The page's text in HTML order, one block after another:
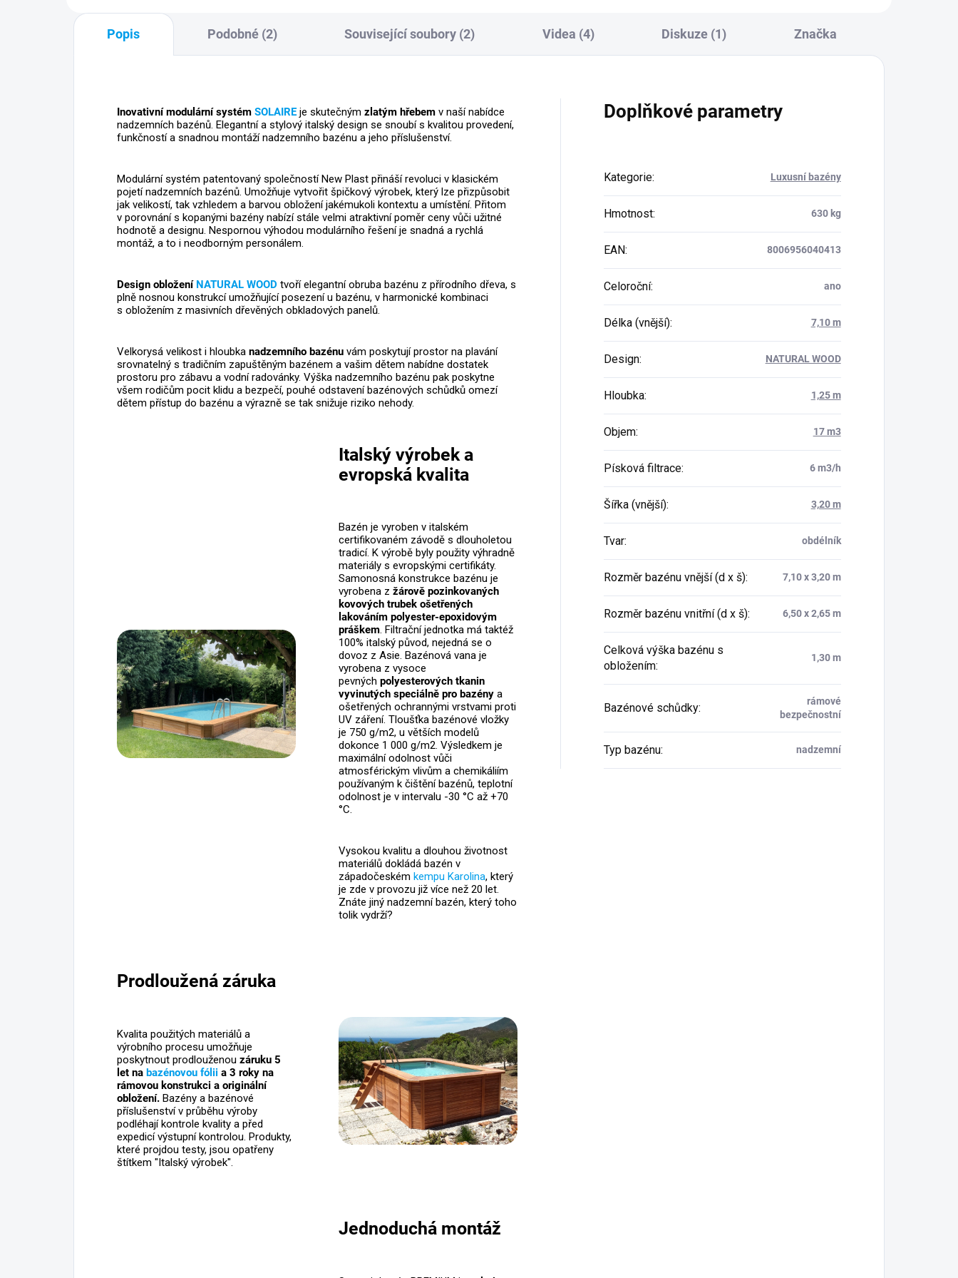
Popis Podobné (2) Související soubory (2) Videa (4) Diskuze (1) Značka
Inovativní modulární systém SOLAIREje skutečným zlatým hřebem v naší nabídce
nadzemních bazénů. Elegantní a stylový italský design se snoubí s kvalitou provedení,
funkčností a snadnou montáží nadzemního bazénu a jeho příslušenství.
Modulární systém patentovaný společností New Plast přináší revoluci v klasickém
pojetí nadzemních bazénů. Umožňuje vytvořit špičkový výrobek, který lze přizpůsobit
jak velikostí, tak vzhledem a barvou obložení jakémukoli kontextu a umístění. Přitom
v porovnání s kopanými bazény nabízí stále velmi atraktivní poměr ceny vůči užitné
hodnotě a designu. Nespornou výhodou modulárního řešení je snadná a rychlá
montáž, a to i neodborným personálem.
Design obložení NATURAL WOOD tvoří elegantní obruba bazénu z přírodního dřeva, s
plně nosnou konstrukcí umožňující posezení u bazénu, v harmonické kombinaci
s obložením z masivních dřevěných obkladových panelů.
Velkorysá velikost i hloubka nadzemního bazénu vám poskytují prostor na plavání
srovnatelný s tradičním zapuštěným bazénem a vašim dětem nabídne dostatek
prostoru pro zábavu a vodní radovánky. Výška nadzemního bazénu pak poskytne
všem rodičům pocit klidu a bezpečí, pouhé odstavení bazénových schůdků omezí
dětem přístup do bazénu a výrazně se tak snižuje riziko nehody.
Italský výrobek a
evropská kvalita
Bazén je vyroben v italském
certifikovaném závodě s dlouholetou
tradicí. K výrobě byly použity výhradně
materiály s evropskými certifikáty.
Samonosná konstrukce bazénu je
vyrobena z žárově pozinkovaných
kovových trubek ošetřených
lakováním polyester-epoxidovým
práškem. Filtrační jednotka má taktéž
100% italský původ, nejedná se o
dovoz z Asie. Bazénová vana je
vyrobena z vysoce
pevných polyesterových tkanin
vyvinutých speciálně pro bazénya
ošetřených ochrannými vrstvami proti
UV záření. Tloušťka bazénové vložky
je 750 g/m2, u větších modelů
dokonce 1 000 g/m2. Výsledkem je
maximální odolnost vůči
atmosférickým vlivům a chemikáliím
používaným k čištění bazénů, teplotní
odolnost je v intervalu -30 °C až +70
°C.
Vysokou kvalitu a dlouhou životnost
materiálů dokládá bazén v
západočeském kempu Karolina, který
je zde v provozu již více než 20 let.
Znáte jiný nadzemní bazén, který toho
tolik vydrží?
Prodloužená záruka
Kvalita použitých materiálů a
výrobního procesu umožňuje
poskytnout prodlouženou záruku 5
let na bazénovou fólii a 3 roky na
rámovou konstrukci a originální
obložení. Bazény a bazénové
příslušenství v průběhu výroby
podléhají kontrole kvality a před
expedicí výstupní kontrolou. Produkty,
které projdou testy, jsou opatřeny
štítkem "Italský výrobek".
Jednoduchá montáž
Doplňkové parametry
Kategorie: Luxusní bazény
Hmotnost: 630 kg
EAN: 8006956040413
Celoroční: ano
Délka (vnější): 7,10 m
Design: NATURAL WOOD
Hloubka: 1,25 m
Objem: 17 m3
Písková filtrace: 6 m3/h
Šířka (vnější): 3,20 m
Tvar: obdélník
Rozměr bazénu vnější (d x š): 7,10 x 3,20 m
Rozměr bazénu vnitřní (d x š): 6,50 x 2,65 m
Celková výška bazénu s
obložením:
1,30 m
Bazénové schůdky:
rámové
bezpečnostní
Typ bazénu: nadzemní